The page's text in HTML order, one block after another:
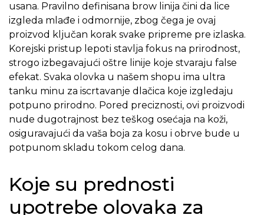
usana. Pravilno definisana brow linija čini da lice
izgleda mlađe i odmornije, zbog čega je ovaj
proizvod ključan korak svake pripreme pre izlaska.
Korejski pristup lepoti stavlja fokus na prirodnost,
strogo izbegavajući oštre linije koje stvaraju false
efekat. Svaka olovka u našem shopu ima ultra
tanku minu za iscrtavanje dlačica koje izgledaju
potpuno prirodno. Pored preciznosti, ovi proizvodi
nude dugotrajnost bez teškog osećaja na koži,
osiguravajući da vaša boja za kosu i obrve bude u
potpunom skladu tokom celog dana.
Koje su prednosti
upotrebe olovaka za